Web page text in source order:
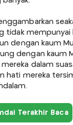
tidak mempunyai
dengan kaum
dengan kaum
dalam
hati mereka
Terakhir Baca